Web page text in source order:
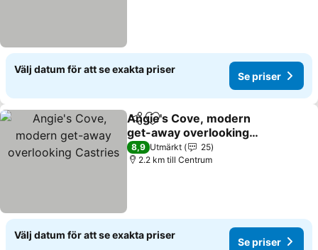
Välj datum för att se exakta priser
Se priser
Dela Lägg till i Mina Favoriter
Angie's Cove, modern
get-away overlooking
Castries
8,9 Utmärkt
25
2.2 km till Centrum
Välj datum för att se exakta priser
Se priser